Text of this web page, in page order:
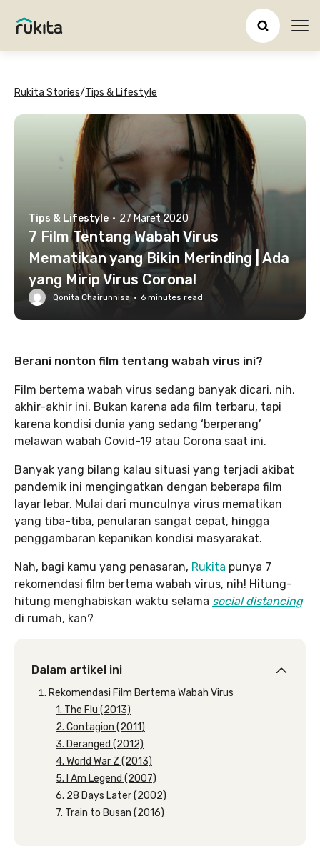
Rukita Stories/Tips & Lifestyle
Tips & Lifestyle · 27 Maret 2020
7 Film Tentang Wabah Virus
Mematikan yang Bikin Merinding | Ada
yang Mirip Virus Corona!
Qonita Chairunnisa · 6 minutes read
Berani nonton film tentang wabah virus ini?
Film bertema wabah virus sedang banyak dicari, nih,
akhir-akhir ini. Bukan karena ada film terbaru, tapi
karena kondisi dunia yang sedang ‘berperang’
melawan wabah Covid-19 atau Corona saat ini.
Banyak yang bilang kalau situasi yang terjadi akibat
pandemik ini mengingatkan dengan beberapa film
layar lebar. Mulai dari munculnya virus mematikan
yang tiba-tiba, penularan sangat cepat, hingga
penggambaran kepanikan kondisi masyarakat.
Nah, bagi kamu yang penasaran, Rukita punya 7
rekomendasi film bertema wabah virus, nih! Hitung-
hitung menghabiskan waktu selama social distancing
di rumah, kan?
Dalam artikel ini
Rekomendasi Film Bertema Wabah Virus
1. The Flu (2013)
2. Contagion (2011)
3. Deranged (2012)
4. World War Z (2013)
5. I Am Legend (2007)
6. 28 Days Later (2002)
7. Train to Busan (2016)